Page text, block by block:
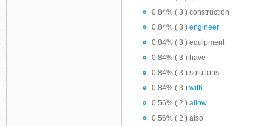
0.84% ( 3 ) construction
0.84% ( 3 ) engineer
0.84% ( 3 ) equipment
0.84% ( 3 ) have
0.84% ( 3 ) solutions
0.84% ( 3 ) with
0.56% ( 2 ) allow
0.56% ( 2 ) also